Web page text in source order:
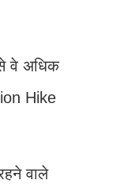
वे अधिक
Hike
वाले